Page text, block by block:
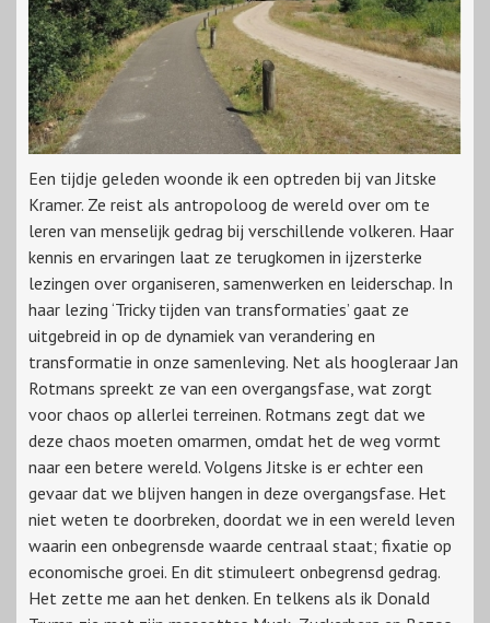
Een tijdje geleden woonde ik een optreden bij van Jitske
Kramer. Ze reist als antropoloog de wereld over om te
leren van menselijk gedrag bij verschillende volkeren. Haar
kennis en ervaringen laat ze terugkomen in ijzersterke
lezingen over organiseren, samenwerken en leiderschap. In
haar lezing ‘Tricky tijden van transformaties’ gaat ze
uitgebreid in op de dynamiek van verandering en
transformatie in onze samenleving. Net als hoogleraar Jan
Rotmans spreekt ze van een overgangsfase, wat zorgt
voor chaos op allerlei terreinen. Rotmans zegt dat we
deze chaos moeten omarmen, omdat het de weg vormt
naar een betere wereld. Volgens Jitske is er echter een
gevaar dat we blijven hangen in deze overgangsfase. Het
niet weten te doorbreken, doordat we in een wereld leven
waarin een onbegrensde waarde centraal staat; fixatie op
economische groei. En dit stimuleert onbegrensd gedrag.
Het zette me aan het denken. En telkens als ik Donald